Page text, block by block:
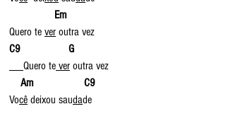
               Em
Quero te ver outra vez
C9                 G
Quero te ver outra vez
Am                  C9
Você deixou saudade